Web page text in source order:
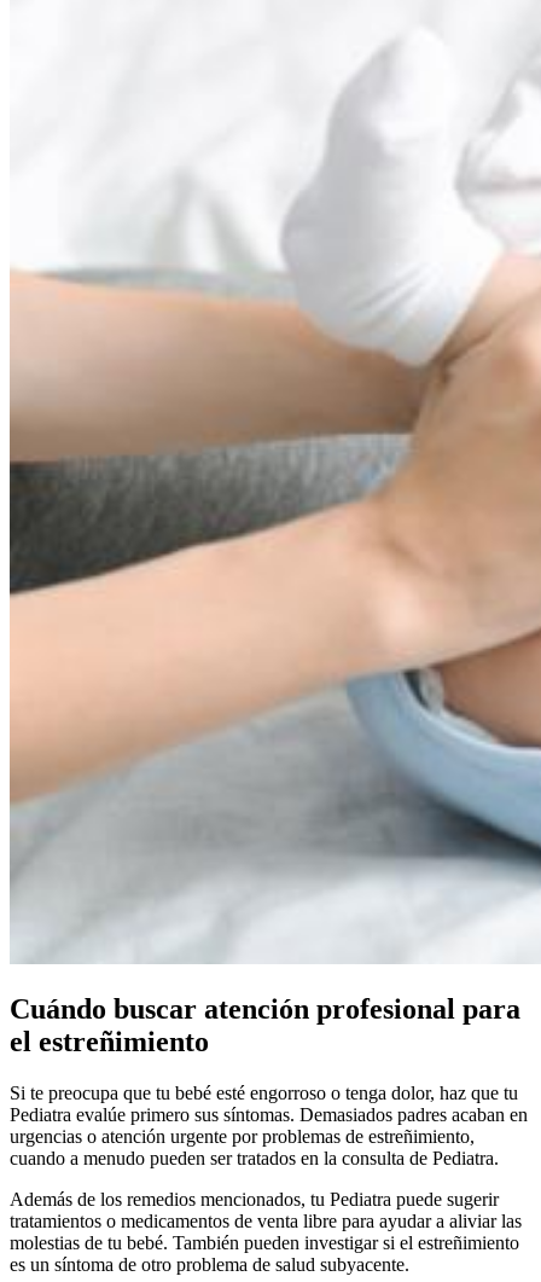
Cuándo buscar atención profesional para
el estreñimiento
Si te preocupa que tu bebé esté engorroso o tenga dolor, haz que tu
Pediatra evalúe primero sus síntomas. Demasiados padres acaban en
urgencias o atención urgente por problemas de estreñimiento,
cuando a menudo pueden ser tratados en la consulta de Pediatra.
Además de los remedios mencionados, tu Pediatra puede sugerir
tratamientos o medicamentos de venta libre para ayudar a aliviar las
molestias de tu bebé. También pueden investigar si el estreñimiento
es un síntoma de otro problema de salud subyacente.